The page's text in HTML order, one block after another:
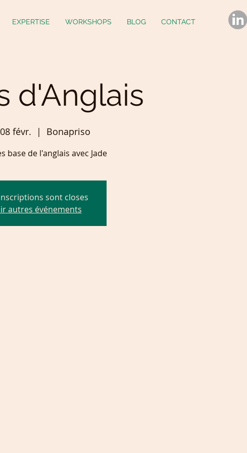
EXPERTISE WORKSHOPS BLOG CONTACT
d'Anglais
févr.
  |
Bonapriso
base de l'anglais avec Jade
sont closes
autres événements